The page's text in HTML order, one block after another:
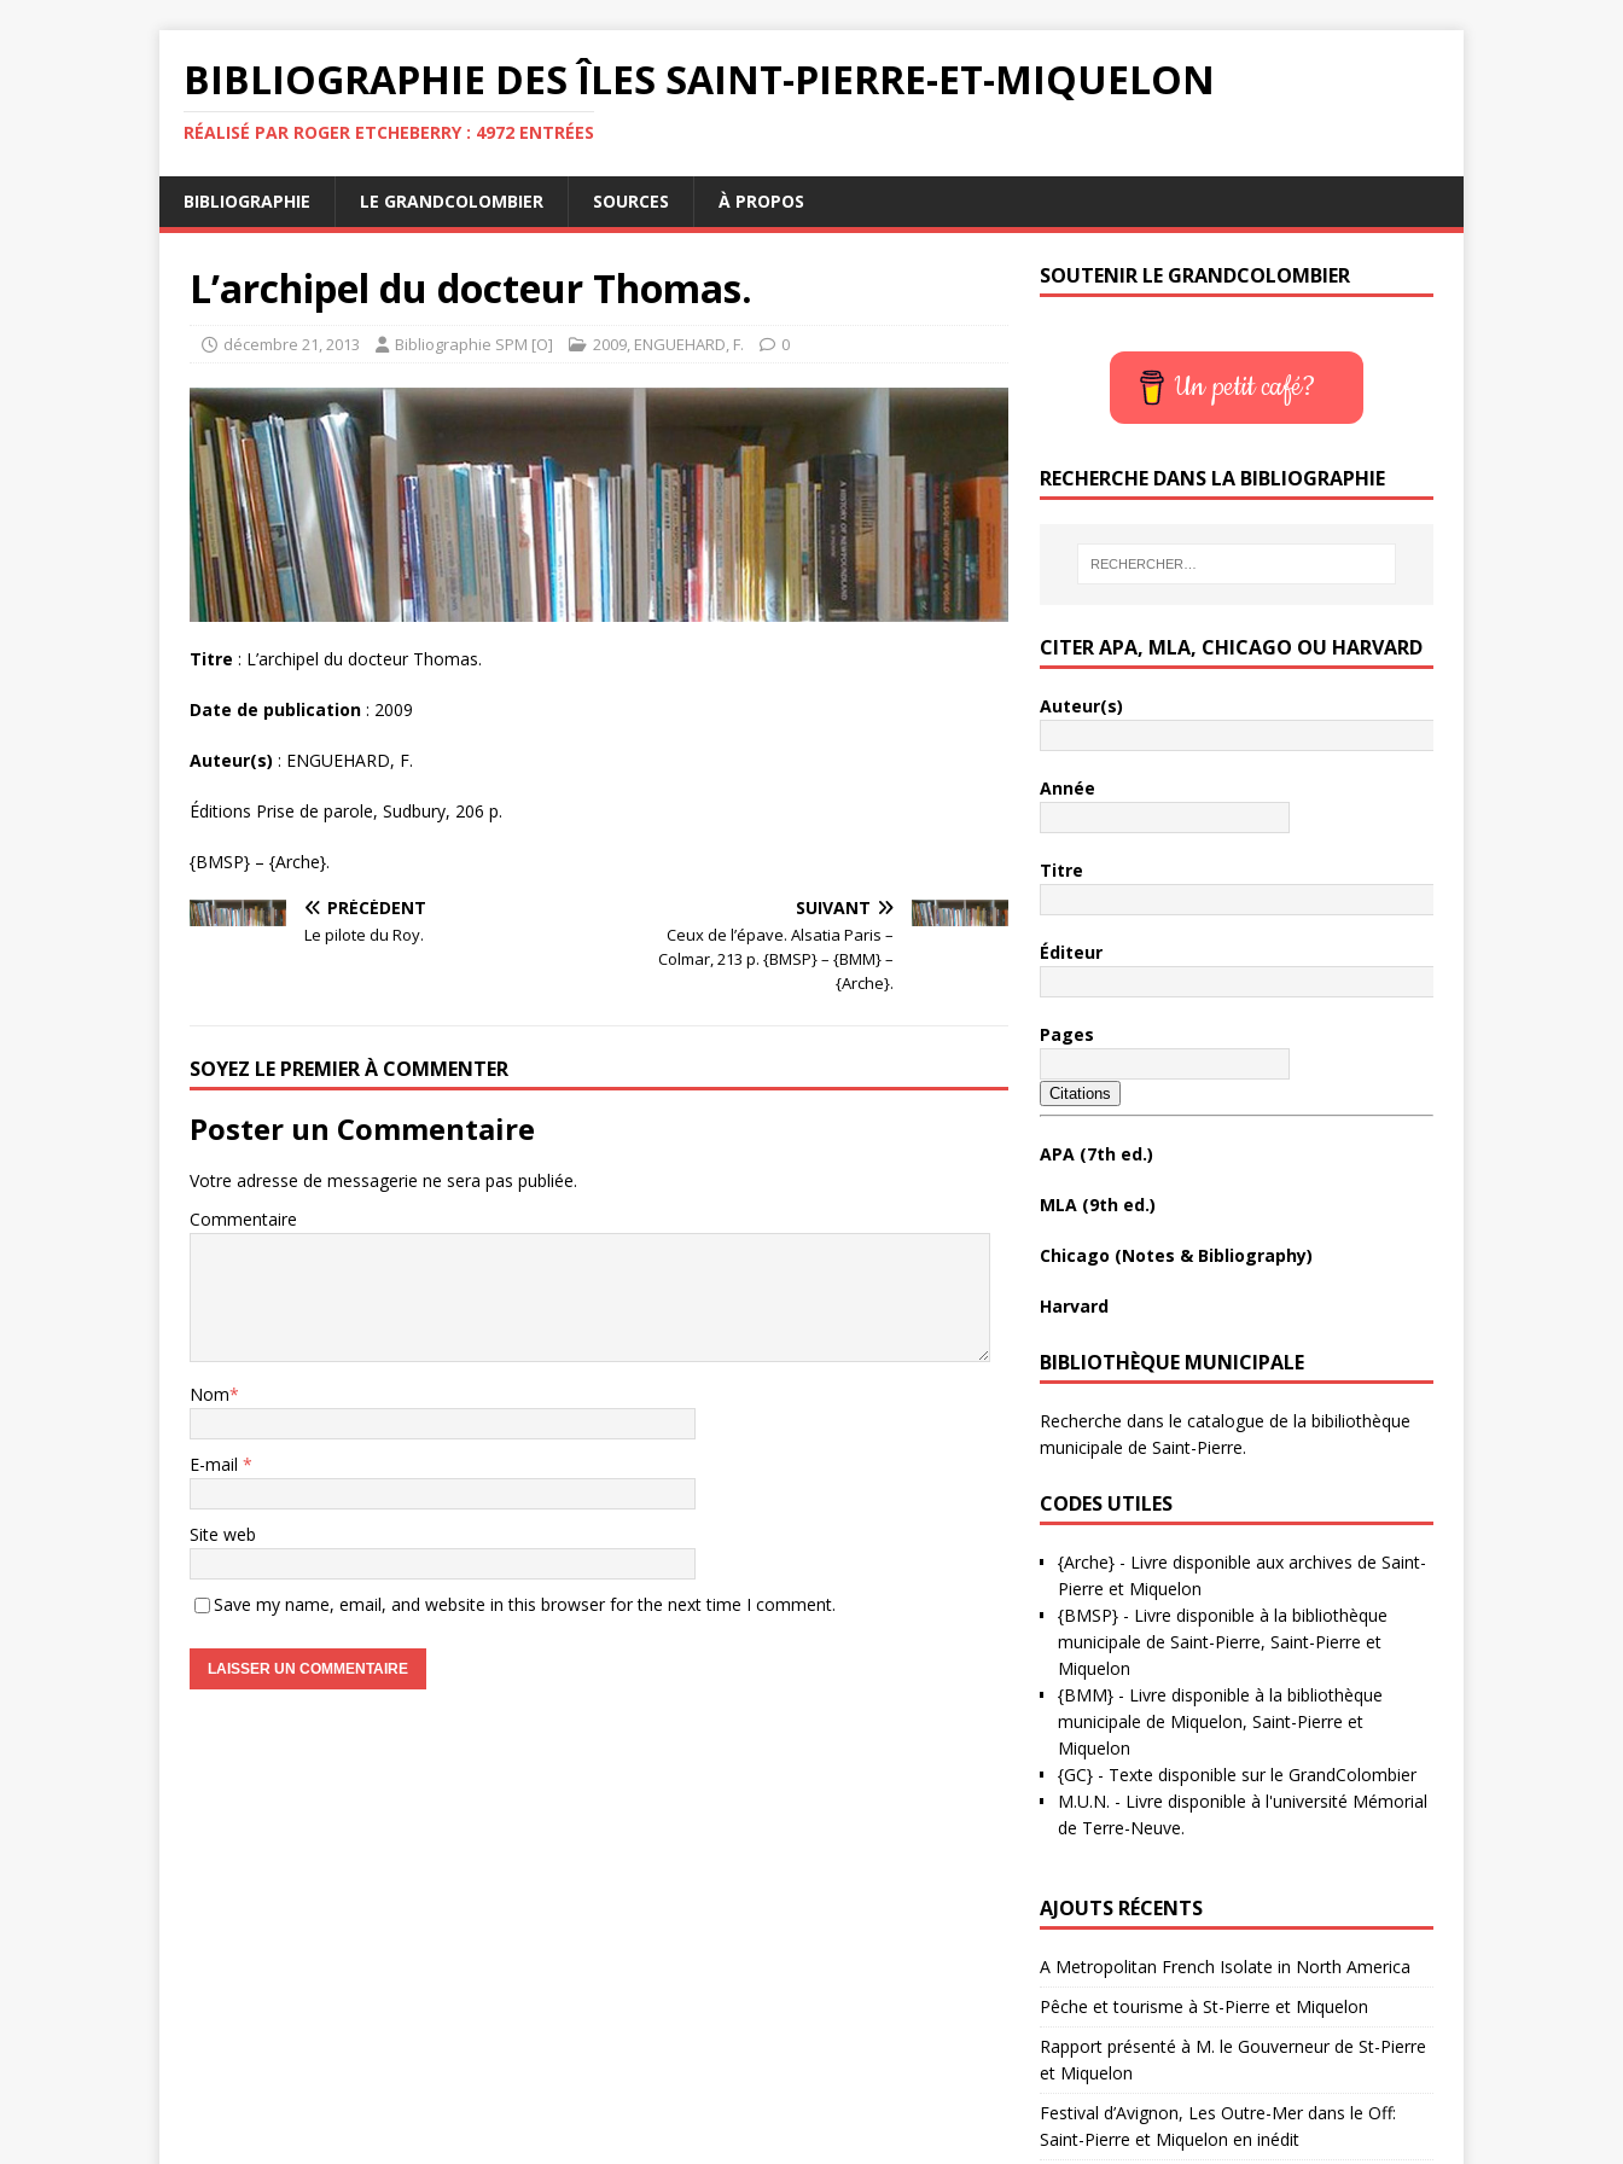
BIBLIOGRAPHIE DES ÎLES SAINT-PIERRE-ET-MIQUELON
RÉALISÉ PAR ROGER ETCHEBERRY : 4972 ENTRÉES
BIBLIOGRAPHIE LE GRANDCOLOMBIER SOURCES À PROPOS
L’archipel du docteur Thomas.
décembre 21, 2013 Bibliographie SPM [O] 2009, ENGUEHARD, F. 0
Titre : L’archipel du docteur Thomas.
Date de publication : 2009
Auteur(s) : ENGUEHARD, F.
Éditions Prise de parole, Sudbury, 206 p.
{BMSP} – {Arche}.
PRÉCÉDENT
Le pilote du Roy.
SUIVANT
Ceux de l’épave. Alsatia Paris –
Colmar, 213 p. {BMSP} – {BMM} –
{Arche}.
SOYEZ LE PREMIER À COMMENTER
Poster un Commentaire
Votre adresse de messagerie ne sera pas publiée.
Commentaire
Nom*
E-mail *
Site web
Save my name, email, and website in this browser for the next time I comment.
SOUTENIR LE GRANDCOLOMBIER
Un petit café?
RECHERCHE DANS LA BIBLIOGRAPHIE
CITER APA, MLA, CHICAGO OU HARVARD
Auteur(s)
Année
Titre
Éditeur
Pages
Citations
APA (7th ed.)
MLA (9th ed.)
Chicago (Notes & Bibliography)
Harvard
BIBLIOTHÈQUE MUNICIPALE
Recherche dans le catalogue de la bibiliothèque
municipale de Saint-Pierre.
CODES UTILES
{Arche}- Livre disponible aux archives de Saint-
Pierre et Miquelon
{BMSP}- Livre disponible à la bibliothèque
municipale de Saint-Pierre, Saint-Pierre et
Miquelon
{BMM}- Livre disponible à la bibliothèque
municipale de Miquelon, Saint-Pierre et
Miquelon
{GC}- Texte disponible sur le GrandColombier
M.U.N. - Livre disponible à l'université Mémorial
de Terre-Neuve.
AJOUTS RÉCENTS
A Metropolitan French Isolate in North America
Pêche et tourisme à St-Pierre et Miquelon
Rapport présenté à M. le Gouverneur de St-Pierre
et Miquelon
Festival d’Avignon, Les Outre-Mer dans le Off:
Saint-Pierre et Miquelon en inédit